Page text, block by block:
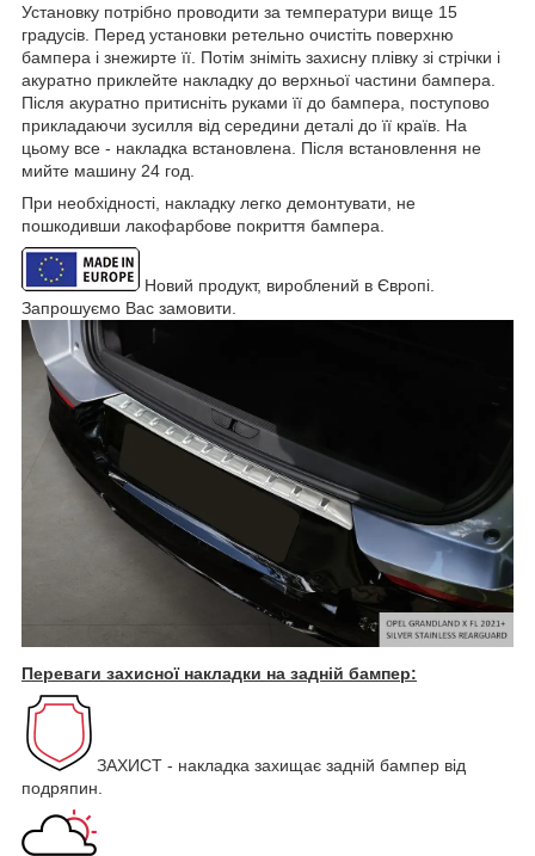
Установку потрібно проводити за температури вище 15
градусів. Перед установки ретельно очистіть поверхню
бампера і знежирте її. Потім зніміть захисну плівку зі стрічки і
акуратно приклейте накладку до верхньої частини бампера.
Після акуратно притисніть руками її до бампера, поступово
прикладаючи зусилля від середини деталі до її країв. На
цьому все - накладка встановлена. Після встановлення не
мийте машину 24 год.
При необхідності, накладку легко демонтувати, не
пошкодивши лакофарбове покриття бампера.
Новий продукт, вироблений в Європі.
Запрошуємо Вас замовити.
Переваги захисної накладки на задній бампер:
ЗАХИСТ - накладка захищає задній бампер від
подряпин.